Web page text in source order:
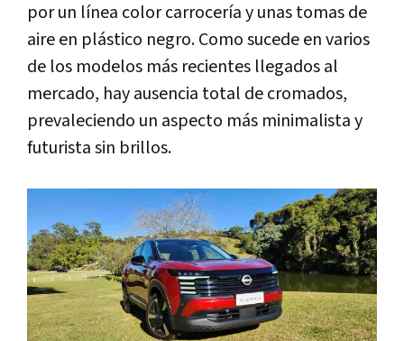
por un línea color carrocería y unas tomas de
aire en plástico negro. Como sucede en varios
de los modelos más recientes llegados al
mercado, hay ausencia total de cromados,
prevaleciendo un aspecto más minimalista y
futurista sin brillos.